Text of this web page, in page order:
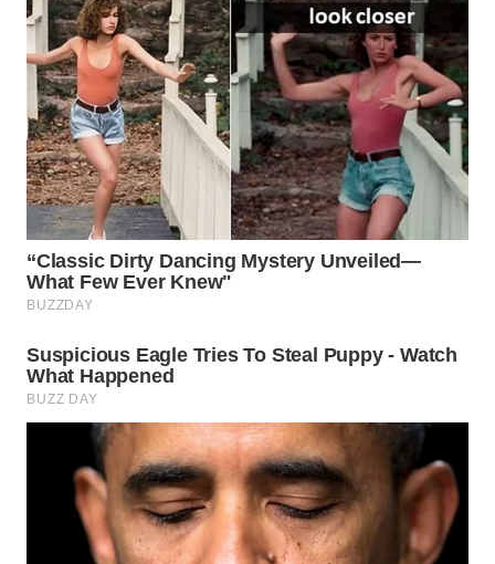
CIANJUR
WN
KEPULAUAN
SERIBU
WN
TANGERANG
WN
BINJAI
CIREBON
WN
INDRAMAYU
WN
KUNINGAN